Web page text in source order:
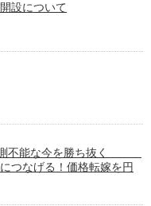
設について
測不能な今を勝ち抜く
つなげる！価格転嫁を円